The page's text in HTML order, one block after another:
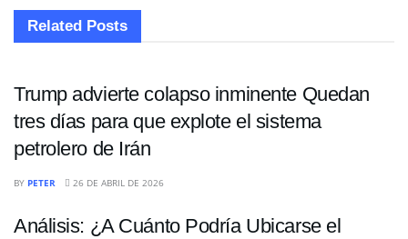
Related Posts
ECONOMÍA
Trump advierte colapso inminente Quedan
tres días para que explote el sistema
petrolero de Irán
BY PETER 26 DE ABRIL DE 2026
Análisis: ¿A Cuánto Podría Ubicarse el